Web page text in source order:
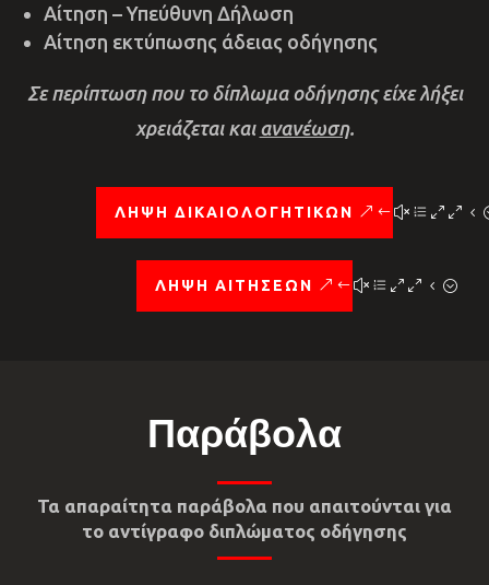
Αίτηση – Υπεύθυνη Δήλωση
Αίτηση εκτύπωσης άδειας οδήγησης
Σε περίπτωση που το δίπλωμα οδήγησης είχε λήξει
χρειάζεται και ανανέωση.
ΛΗΨΗ ΔΙΚΑΙΟΛΟΓΗΤΙΚΩΝ
ΛΗΨΗ ΑΙΤΗΣΕΩΝ
Παράβολα
Τα απαραίτητα παράβολα που απαιτούνται για
το αντίγραφο διπλώματος οδήγησης